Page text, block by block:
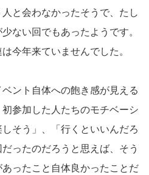
と会わなかったそうで、たし
ない回でもあったようです。
今年来ていませんでした。
ント自体への飽き感が見える
参加した人たちのモチベーシ
そう」、「行くといいんだろ
ったのだろうと思えば、そう
ったこと自体良かったことだ